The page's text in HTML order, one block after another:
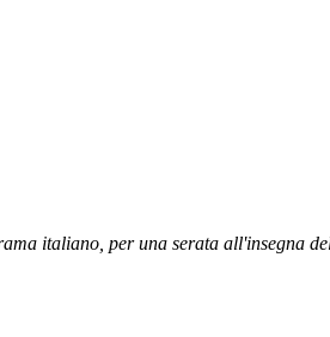
italiano, per una serata all'insegna